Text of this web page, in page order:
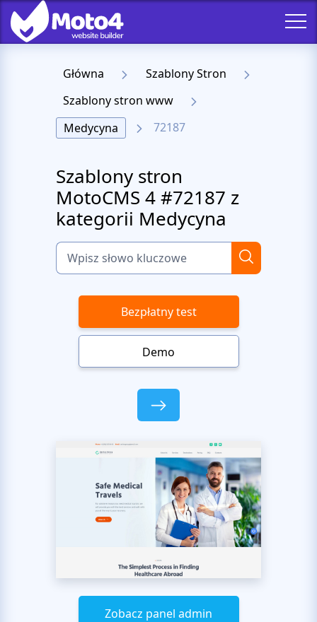
Główna
Szablony Stron
Szablony stron www
Medycyna
72187
Szablony stron
MotoCMS 4 #72187 z
kategorii Medycyna
Bezpłatny test
Demo
Zobacz panel admin